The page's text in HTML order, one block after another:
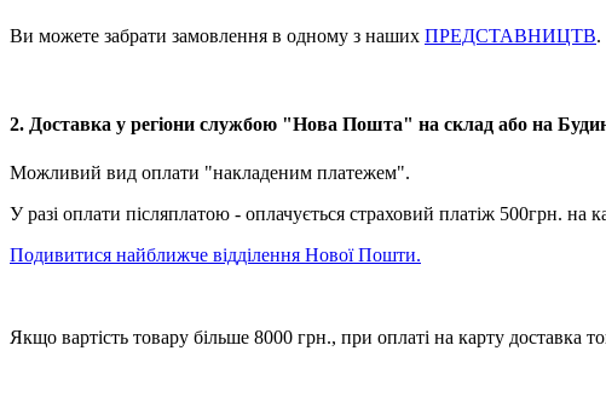
Ви можете забрати замовлення в одному з наших ПРЕДСТАВНИЦТВ.
2. Доставка у регіони службою "Нова Пошта" на склад або на
Можливий вид оплати "накладеним платежем".
У разі оплати післяплатою - оплачується страховий платіж 500грн.
Подивитися найближче відділення Нової Пошти.
Якщо вартість товару більше 8000 грн., при оплаті на карту